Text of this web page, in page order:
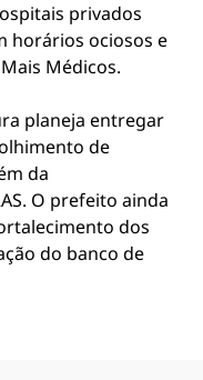
privados
horários ociosos e
Médicos.
planeja entregar
de
da
O prefeito ainda
dos
do banco de